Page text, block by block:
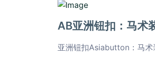
2025-06-15
AB亚洲钮扣：马术
亚洲钮扣Asiabutton：马术